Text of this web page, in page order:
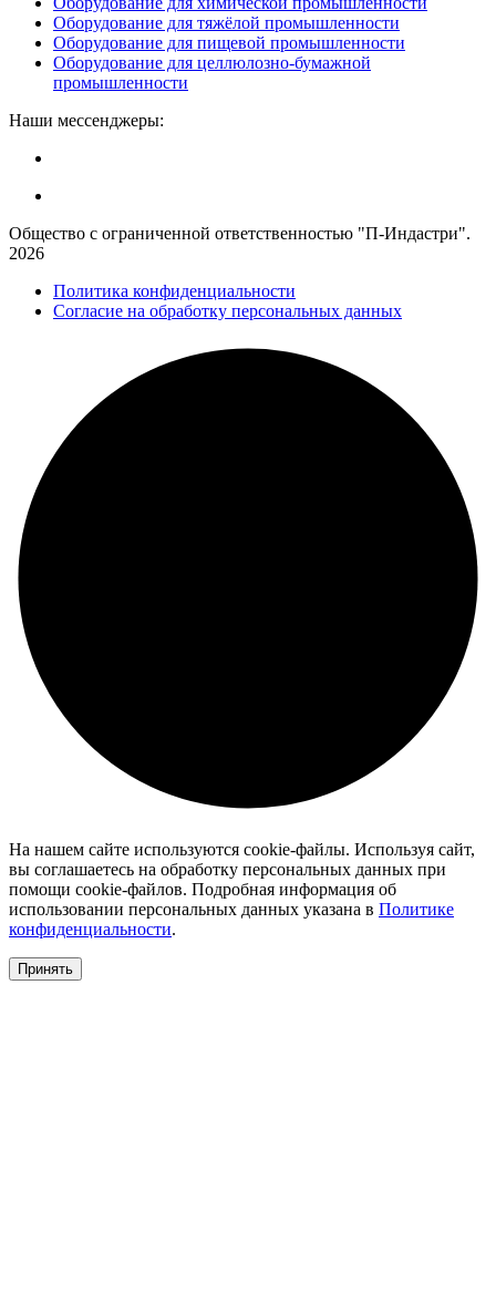
Оборудование для тяжёлой промышленности
Оборудование для пищевой промышленности
Оборудование для целлюлозно-бумажной
промышленности
Наши мессенджеры:
Общество с ограниченной ответственностью "П-Индастри".
2026
Политика конфиденциальности
Согласие на обработку персональных данных
На нашем сайте используются cookie-файлы. Используя сайт,
вы соглашаетесь на обработку персональных данных при
помощи cookie-файлов. Подробная информация об
использовании персональных данных указана в Политике
конфиденциальности.
Принять